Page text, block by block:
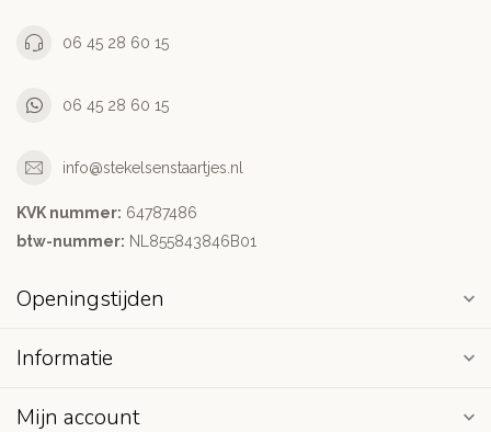
06 45 28 60 15
06 45 28 60 15
info@stekelsenstaartjes.nl
KVK nummer: 64787486
btw-nummer: NL855843846B01
Openingstijden
Informatie
Mijn account